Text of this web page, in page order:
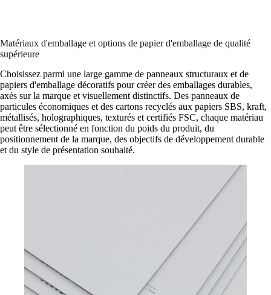
Matériaux d'emballage et options de papier d'emballage de qualité
supérieure
Choisissez parmi une large gamme de panneaux structuraux et de
papiers d'emballage décoratifs pour créer des emballages durables,
axés sur la marque et visuellement distinctifs. Des panneaux de
particules économiques et des cartons recyclés aux papiers SBS, kraft,
métallisés, holographiques, texturés et certifiés FSC, chaque matériau
peut être sélectionné en fonction du poids du produit, du
positionnement de la marque, des objectifs de développement durable
et du style de présentation souhaité.